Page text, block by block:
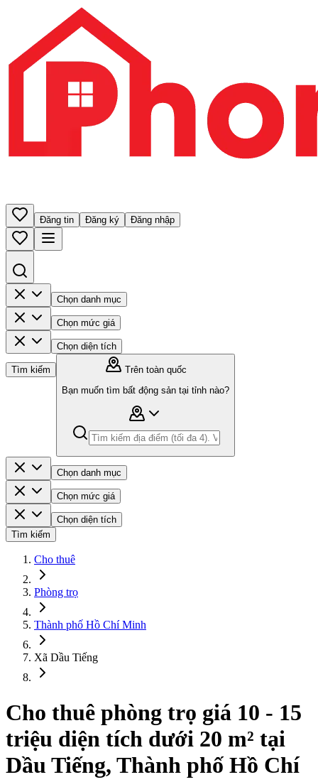
Đăng tin Đăng ký Đăng nhập
Chọn danh mục
Chọn mức giá
Chọn diện tích
Tìm kiếm
Trên toàn quốc
Bạn muốn tìm bất động sản tại tỉnh nào?
Chọn danh mục
Chọn mức giá
Chọn diện tích
Tìm kiếm
Cho thuê
Phòng trọ
Thành phố Hồ Chí Minh
Xã Dầu Tiếng
Cho thuê phòng trọ giá 10 - 15
triệu diện tích dưới 20 m² tại
Dầu Tiếng, Thành phố Hồ Chí